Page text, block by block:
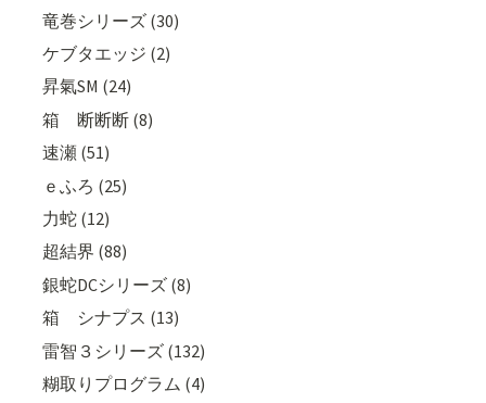
竜巻シリーズ (30)
ケブタエッジ (2)
昇氣SM (24)
箱 断断断 (8)
速瀬 (51)
ｅふろ (25)
力蛇 (12)
超結界 (88)
銀蛇DCシリーズ (8)
箱 シナプス (13)
雷智３シリーズ (132)
糊取りプログラム (4)